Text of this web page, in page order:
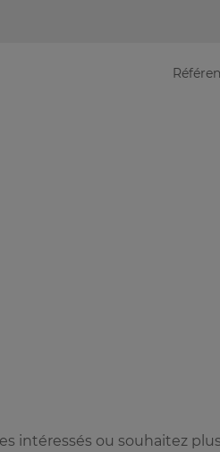
intéressés ou souhaitez